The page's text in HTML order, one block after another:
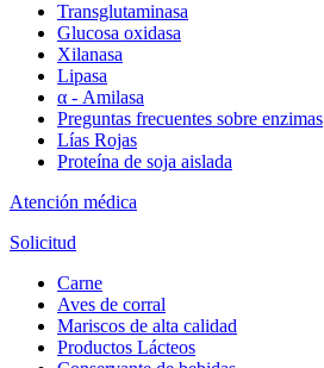
Transglutaminasa
Glucosa oxidasa
Xilanasa
Lipasa
α - Amilasa
Preguntas frecuentes sobre enzimas
Lías Rojas
Proteína de soja aislada
Atención médica
Solicitud
Carne
Aves de corral
Mariscos de alta calidad
Productos Lácteos